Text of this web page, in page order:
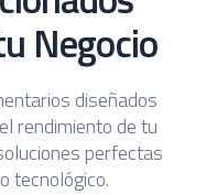
Negocio
diseñados
rendimiento de tu
perfectas
tecnológico.